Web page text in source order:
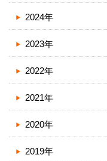
2024年
2023年
2022年
2021年
2020年
2019年